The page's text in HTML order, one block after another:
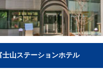
士山ステーションホテル